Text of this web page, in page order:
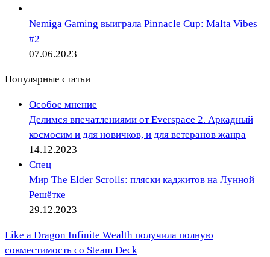
Nemiga Gaming выиграла Pinnacle Cup: Malta Vibes
#2
07.06.2023
Популярные статьи
Особое мнение
Делимся впечатлениями от Everspace 2. Аркадный
космосим и для новичков, и для ветеранов жанра
14.12.2023
Спец
Мир The Elder Scrolls: пляски каджитов на Лунной
Решётке
29.12.2023
Like a Dragon Infinite Wealth получила полную
совместимость со Steam Deck